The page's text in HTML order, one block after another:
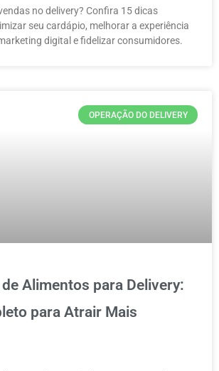
no delivery? Confira 15 dicas
seu cardápio, melhorar a experiência
digital e fidelizar consumidores.
OPERAÇÃO DO DELIVERY
Alimentos para Delivery:
para Atrair Mais